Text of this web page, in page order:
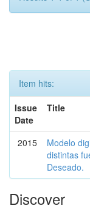
Item hits:
Issue
Date
Title
2015
Modelo
distintas
Deseado.
Discover